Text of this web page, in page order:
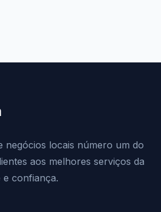
negócios locais número um do
aos melhores serviços da
e confiança.